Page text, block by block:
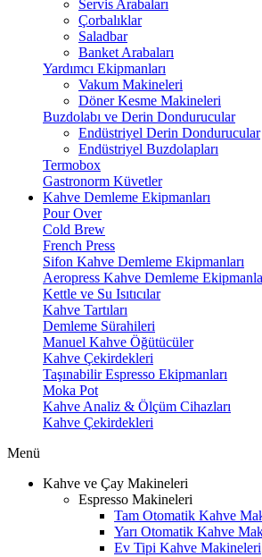
Servis Arabaları
Çorbalıklar
Saladbar
Banket Arabaları
Yardımcı Ekipmanları
Vakum Makineleri
Döner Kesme Makineleri
Buzdolabı ve Derin Dondurucular
Endüstriyel Derin Dondurucular
Endüstriyel Buzdolapları
Termobox
Gastronorm Küvetler
Kahve Demleme Ekipmanları
Pour Over
Cold Brew
French Press
Sifon Kahve Demleme Ekipmanları
Aeropress Kahve Demleme
Kettle ve Su Isıtıcılar
Kahve Tartıları
Demleme Sürahileri
Manuel Kahve Öğütücüler
Kahve Çekirdekleri
Taşınabilir Espresso Ekipmanları
Moka Pot
Kahve Analiz & Ölçüm Cihazları
Kahve Çekirdekleri
Menü
Kahve ve Çay Makineleri
Espresso Makineleri
Tam Otomatik Kahve
Yarı Otomatik Kahve
Ev Tipi Kahve Makineleri